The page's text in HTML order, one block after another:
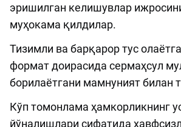
эришилган келишувлар
муҳокама қилдилар.
Тизимли ва барқарор тус
формат доирасида сермаҳсул
борилаётгани мамнуният билан
Кўп томонлама ҳамкорликнинг
йўналишлари сифатида